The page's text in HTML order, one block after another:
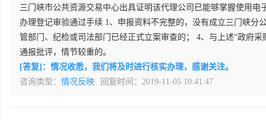
三门峡市公共资源交易中心出具证明该代理公司已能够掌握使用
办理登记审验通过手续 1、申报资料不完整的，没有成立三门峡
管部门、纪检或司法部门已经正式立案审查的； 4、与上述“政府
通报批评，情节较重的。
[答复]：情况收悉，我们将及时进行核实办理，感谢关注。
咨询类型： 情况反映 回复时间：2019-11-05 10:41:47